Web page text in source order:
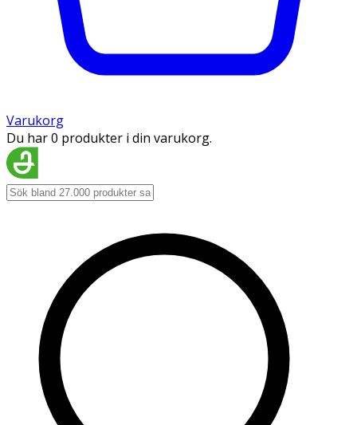
Varukorg
Du har 0 produkter i din varukorg.